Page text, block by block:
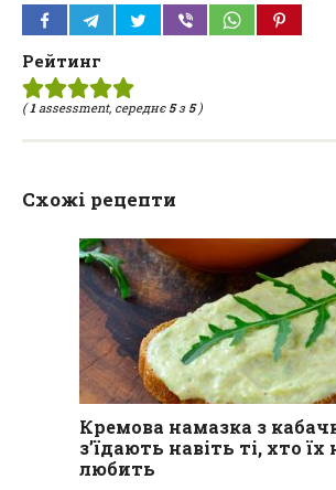
Рейтинг
(1assessment, середнє5з 5)
Схожі рецепти
Кремова намазка з
з’їдають навіть ті, хто їх
любить